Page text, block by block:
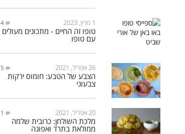
1 מרץ, 2023 4
טופו זה החיים - מתכונים מעולים
עם טופו
26 אפריל, 2021 5
הצבע של הטבע: חומוס ירקות
צבעוני
20 אפריל, 2021 1
מלכת השולחן: כרובית שלמה
ממולאת בתרד ואפונה